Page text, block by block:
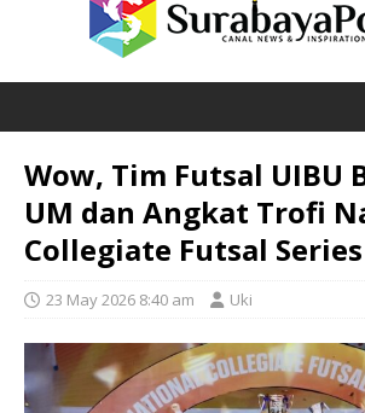
Wow, Tim Futsal UIBU
UM dan Angkat Trofi
Collegiate Futsal Series
23 May 2026 8:40 am Uki